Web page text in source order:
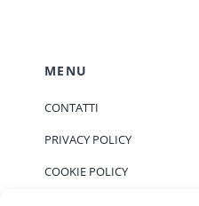
MENU
CONTATTI
PRIVACY POLICY
COOKIE POLICY